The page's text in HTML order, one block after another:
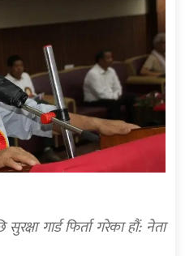
गार्ड फिर्ता गरेका हौं: नेता